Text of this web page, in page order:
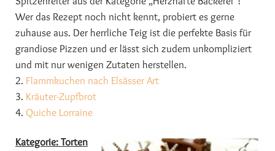
Wer das Rezept noch nicht kennt, probiert es gerne
zuhause aus. Der herrliche Teig ist die perfekte Basis für
grandiose Pizzen und er lässt sich zudem unkompliziert
und mit nur wenigen Zutaten herstellen.
2. Flammkuchen nach Elsässer Art
3. Kräuter-Zupfbrot
4. Quiche Lorraine
Kategorie: Torten